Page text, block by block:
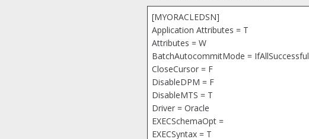
[MYORACLEDSN]
Application Attributes = T
Attributes = W
BatchAutocommitMode = IfAllSuccessful
CloseCursor = F
DisableDPM = F
DisableMTS = T
Driver = Oracle
EXECSchemaOpt =
EXECSyntax = T